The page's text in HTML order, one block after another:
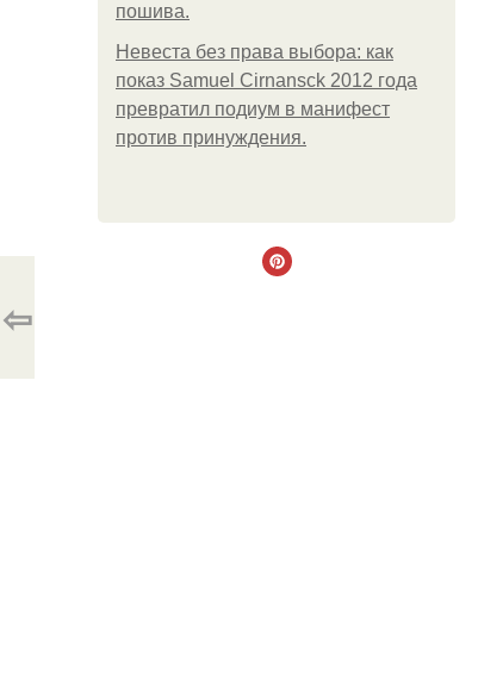
пошива.
Невеста без права выбора: как
показ Samuel Cirnansck 2012 года
превратил подиум в манифест
против принуждения.
⇦